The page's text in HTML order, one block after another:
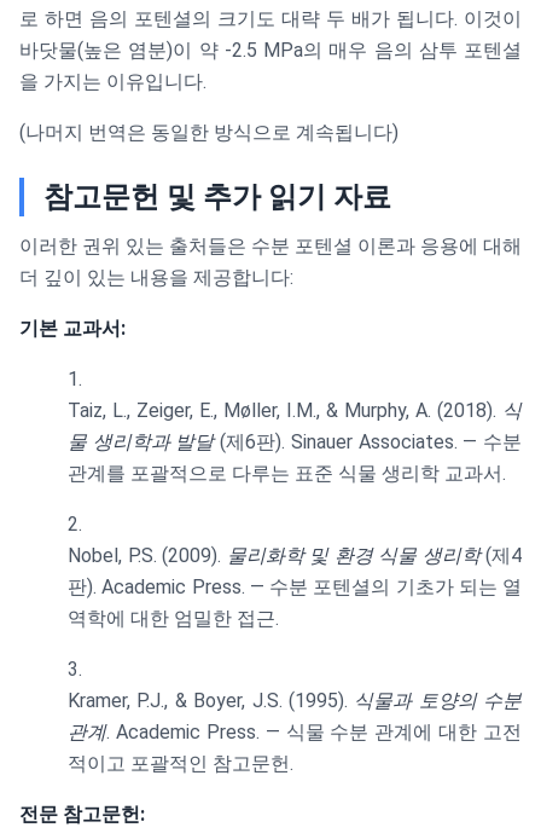
로 하면 음의 포텐셜의 크기도 대략 두 배가 됩니다. 이것이
바닷물(높은 염분)이 약 -2.5 MPa의 매우 음의 삼투 포텐셜
을 가지는 이유입니다.
(나머지 번역은 동일한 방식으로 계속됩니다)
참고문헌 및 추가 읽기 자료
이러한 권위 있는 출처들은 수분 포텐셜 이론과 응용에 대해
더 깊이 있는 내용을 제공합니다:
기본 교과서:
Taiz, L., Zeiger, E., Møller, I.M., & Murphy, A. (2018). 식
물 생리학과 발달(제6판). Sinauer Associates. — 수분
관계를 포괄적으로 다루는 표준 식물 생리학 교과서.
Nobel, P.S. (2009). 물리화학 및 환경 식물 생리학(제4
판). Academic Press. — 수분 포텐셜의 기초가 되는 열
역학에 대한 엄밀한 접근.
Kramer, P.J., & Boyer, J.S. (1995). 식물과 토양의 수분
관계. Academic Press. — 식물 수분 관계에 대한 고전
적이고 포괄적인 참고문헌.
전문 참고문헌: